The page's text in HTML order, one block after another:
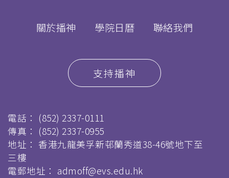
關於播神 學院日曆 聯絡我們
支持播神
電話： (852) 2337-0111
傳真： (852) 2337-0955
地址： 香港九龍美孚新邨蘭秀道38-46號地下至
三樓
電郵地址： admoff@evs.edu.hk